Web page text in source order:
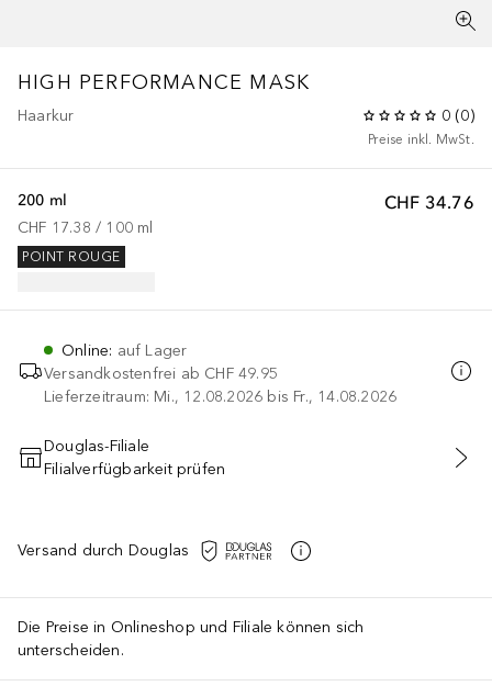
HIGH PERFORMANCE MASK
Haarkur 0 (0)
Preise inkl. MwSt.
CHF 34.76
200 ml
CHF 17.38 / 100 ml
POINT ROUGE
Online: auf Lager
Versandkostenfrei ab CHF 49.95
Lieferzeitraum: Mi., 12.08.2026 bis Fr., 14.08.2026
IN DEN WARENKORB
Douglas-Filiale
Filialverfügbarkeit prüfen
Versand durch Douglas
Die Preise in Onlineshop und Filiale können sich
unterscheiden.